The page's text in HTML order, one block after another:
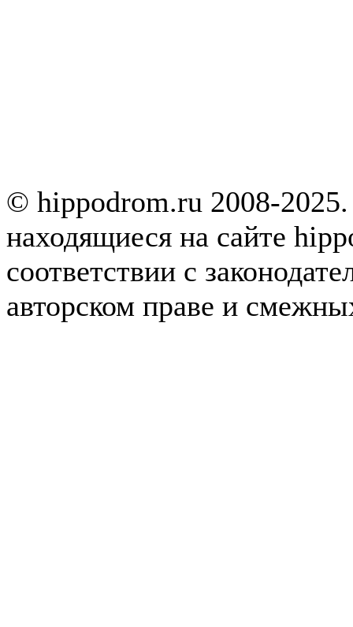
© hippodrom.ru 2008-
находящиеся на сайте
соответствии с
авторском праве и